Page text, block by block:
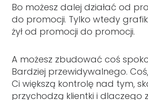
Bo możesz dalej działać od
do promocji. Tylko wtedy
żył od promocji do promocji.
A możesz zbudować coś
Bardziej przewidywalnego.
Ci większą kontrolę nad tym,
przychodzą klientki i dlaczego